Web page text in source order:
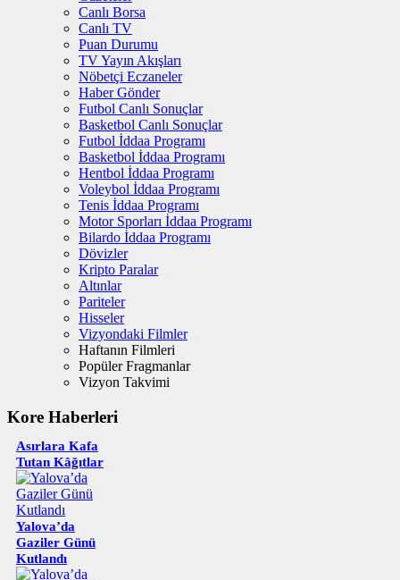
Canlı Borsa
Canlı TV
Puan Durumu
TV Yayın Akışları
Nöbetçi Eczaneler
Haber Gönder
Futbol Canlı Sonuçlar
Basketbol Canlı Sonuçlar
Futbol İddaa Programı
Basketbol İddaa Programı
Hentbol İddaa Programı
Voleybol İddaa Programı
Tenis İddaa Programı
Motor Sporları İddaa Programı
Bilardo İddaa Programı
Dövizler
Kripto Paralar
Altınlar
Pariteler
Hisseler
Vizyondaki Filmler
Haftanın Filmleri
Popüler Fragmanlar
Vizyon Takvimi
Kore Haberleri
Asırlara Kafa
Tutan Kâğıtlar
Yalova’da
Gaziler Günü
Kutlandı